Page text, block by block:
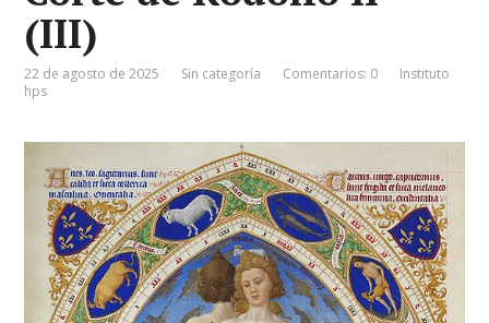
(III)
22 de agosto de 2025 Sin categoría Comentarios: 0
Instituto
hps